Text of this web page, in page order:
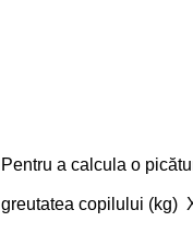
Pentru a calcula o
greutatea copilului (kg)